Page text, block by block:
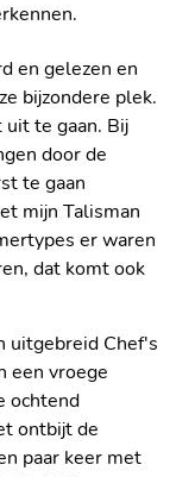
en gelezen en
bijzondere plek.
uit te gaan. Bij
door de
te gaan
mijn Talisman
er waren
dat komt ook
uitgebreid Chef's
een vroege
ochtend
ontbijt de
paar keer met